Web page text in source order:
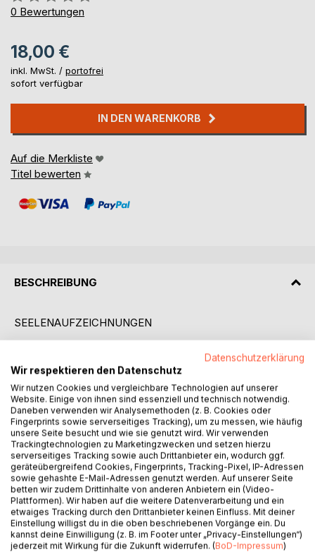
0%
0 Bewertungen
18,00 €
inkl. MwSt. / portofrei
sofort verfügbar
IN DEN WARENKORB
Auf die Merkliste
Titel bewerten
BESCHREIBUNG
SEELENAUFZEICHNUNGEN
Während Professor Nikolaj die unruhige Vergangenheit und
die inneren Konflikte seiner Schüler aufschreibt, betritt er
selbst die Welt abweichender und psychologischer
Zwänge und sexueller Frustrationen mit verbotener Liebe.
Die Aufzeichnungen der Seele erhellen den Geist mit ihrer
Dramatik, die die Schüler augenblicklich als einen Angriff
auf ihre Gedanken- und Entscheidungsfreiheit in der
modernen und schnellen Zeit erleben, der von der
Gesellschaft und den von der Menschheit selbst
geschaffenen Bedürfnissen auferlegt wird. Es erzählt die
Geschichte eines Mannes, der von persönlicher Verfolgung
gejagt wird, und raubt einem den Atem mit der
unglaublichen Handlung seines Lebens auf der Suche nach
Antworten und persönlichen Kämpfen.
Datenschutzerklärung
Wir respektieren den Datenschutz
Wir nutzen Cookies und vergleichbare Technologien auf unserer
Website. Einige von ihnen sind essenziell und technisch notwendig.
Daneben verwenden wir Analysemethoden (z. B. Cookies oder
Fingerprints sowie serverseitiges Tracking), um zu messen, wie häufig
unsere Seite besucht und wie sie genutzt wird. Wir verwenden
Trackingtechnologien zu Marketingzwecken und setzen hierzu
serverseitiges Tracking sowie auch Drittanbieter ein, wodurch ggf.
geräteübergreifend Cookies, Fingerprints, Tracking-Pixel, IP-Adressen
sowie gehashte E-Mail-Adressen genutzt werden. Auf unserer Seite
betten wir zudem Drittinhalte von anderen Anbietern ein (Video-
Plattformen). Wir haben auf die weitere Datenverarbeitung und ein
etwaiges Tracking durch den Drittanbieter keinen Einfluss. Mit deiner
Einstellung willigst du in die oben beschriebenen Vorgänge ein. Du
kannst deine Einwilligung (z. B. im Footer unter „Privacy-Einstellungen“)
jederzeit mit Wirkung für die Zukunft widerrufen. (BoD-Impressum)